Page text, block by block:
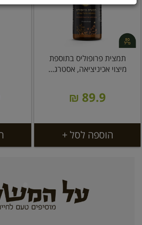
תמצית פרופוליס בתוספת
מיצוי אכיניציאה, אסטרג...
89.9 ₪
הוספה לסל +